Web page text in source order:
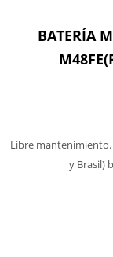
BATERÍA
Libre
y Brasil)